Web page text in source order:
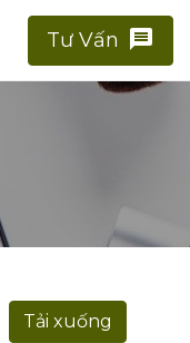
Tư Vấn message
Tải xuống